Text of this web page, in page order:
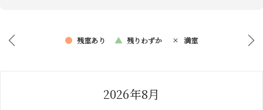
残室あり 残りわずか 満室
2026年8月